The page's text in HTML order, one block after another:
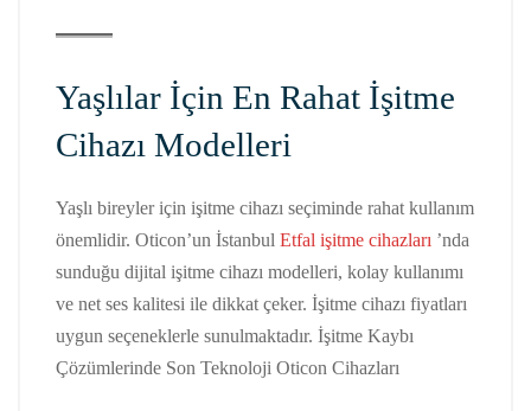
Yaşlılar İçin En Rahat İşitme
Cihazı Modelleri
Yaşlı bireyler için işitme cihazı seçiminde rahat kullanım
önemlidir. Oticon’un İstanbul Etfal işitme cihazları ’nda
sunduğu dijital işitme cihazı modelleri, kolay kullanımı
ve net ses kalitesi ile dikkat çeker. İşitme cihazı fiyatları
uygun seçeneklerle sunulmaktadır. İşitme Kaybı
Çözümlerinde Son Teknoloji Oticon Cihazları